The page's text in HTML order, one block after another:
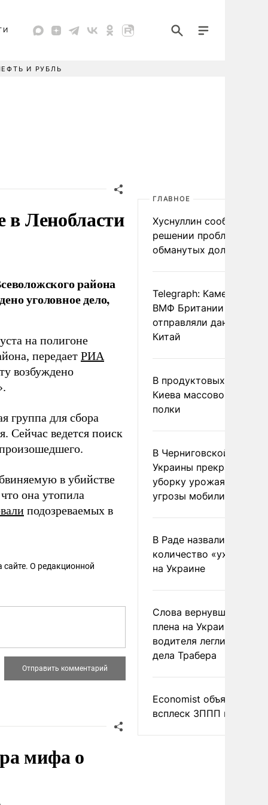
И РУБЛЬ
в Ленобласти
района
уголовное дело,
на полигоне
передает РИА
возбуждено
группа для сбора
Сейчас ведется поиск
в убийстве
она утопила
подозреваемых в
сайте. О редакционной
мифа о
ГЛАВНОЕ
Хуснуллин сообщил о
решении проблемы
обманутых дольщиков
Telegraph: Камеры
ВМФ Британии тайно
отправляли данные в
Китай
В продуктовых
Киева массово
полки
В Черниговской
Украины прекратили
уборку урожая из-за
угрозы мобилизации
В Раде назвали
количество
на Украине
Слова вернувшегося из
плена на Украине
водителя легли в
дела Трабера
Economist объяснил
всплеск ЗППП в Европе